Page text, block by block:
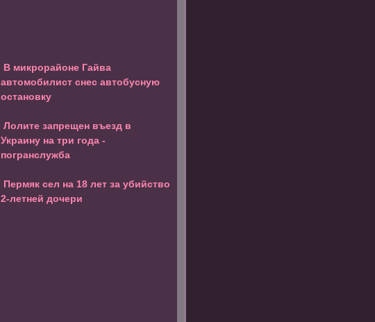
В микрорайоне Гайва
автомобилист снес автобусную
остановку
Лолите запрещен въезд в
Украину на три года -
погранслужба
Пермяк сел на 18 лет за убийство
2-летней дочери